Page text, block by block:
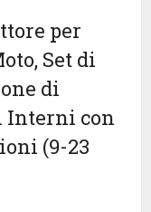
per
Set di
di
Interni con
(9-23